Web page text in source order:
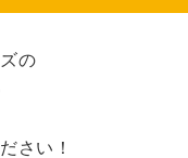
の
さい！